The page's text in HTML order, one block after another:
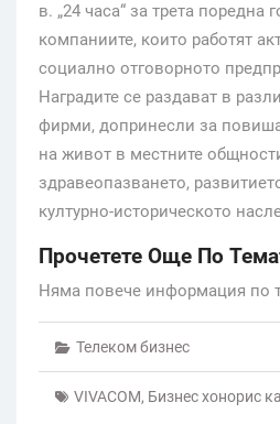
в. „24 часа“ за трета поредна
компаниите, които работят
социално отговорното
Наградите се раздават в
фирми, допринесли за
на живот в местните
здравеопазването,
културно-историческото
Прочетете Още По
Няма повече информация по
Телеком бизнес
VIVACOM, Бизнес хонорис